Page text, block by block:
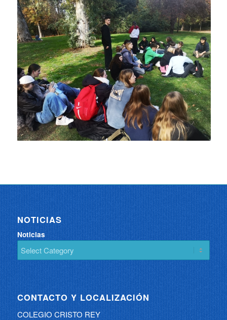
NOTICIAS
Noticias
CONTACTO Y LOCALIZACIÓN
COLEGIO CRISTO REY